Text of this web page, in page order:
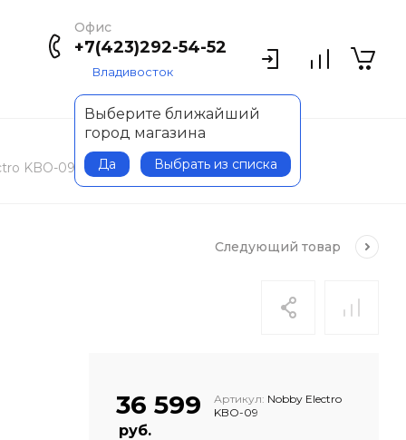
Офис
+7(423)292-54-52
Владивосток
Выберите ближайший
город магазина
Да Выбрать из списка
KBO-09
Следующий товар
36 599
руб.
Артикул: Nobby Electro
KBO-09